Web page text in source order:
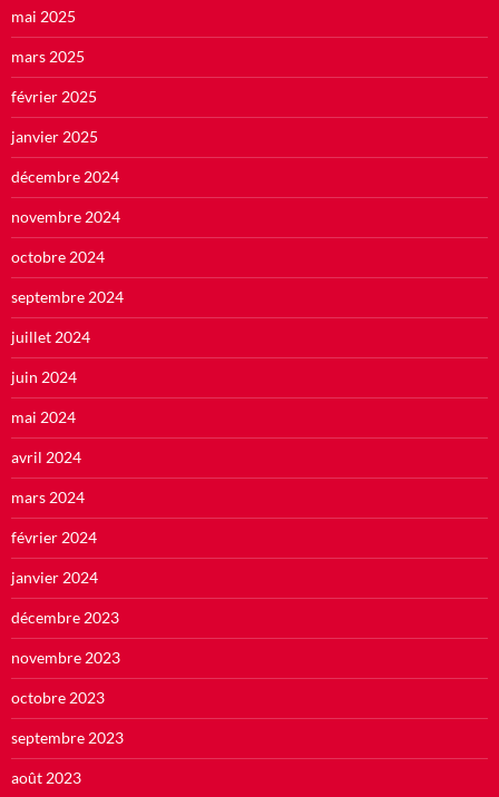
mai 2025
mars 2025
février 2025
janvier 2025
décembre 2024
novembre 2024
octobre 2024
septembre 2024
juillet 2024
juin 2024
mai 2024
avril 2024
mars 2024
février 2024
janvier 2024
décembre 2023
novembre 2023
octobre 2023
septembre 2023
août 2023